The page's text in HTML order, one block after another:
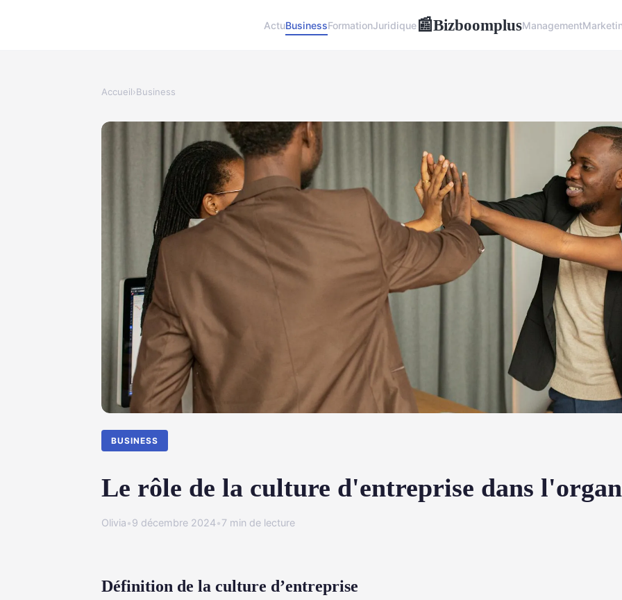
ActuBusinessFormationJuridique📰BizboomplusManagement
Accueil›Business
BUSINESS
Le rôle de la culture d'entreprise dans
Olivia•9 décembre 2024•7 min de lecture
Définition de la culture d’entreprise